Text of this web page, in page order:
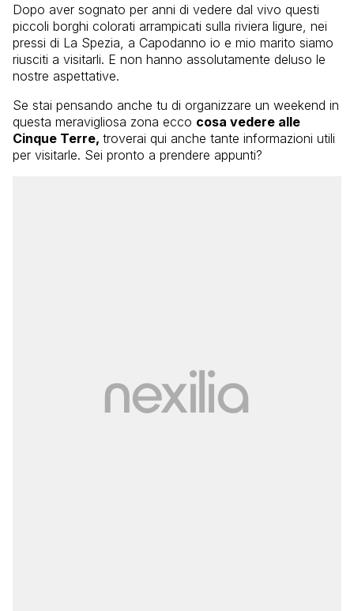
Dopo aver sognato per anni di vedere dal vivo questi
piccoli borghi colorati arrampicati sulla riviera ligure, nei
pressi di La Spezia, a Capodanno io e mio marito siamo
riusciti a visitarli. E non hanno assolutamente deluso le
nostre aspettative.
Se stai pensando anche tu di organizzare un weekend in
questa meravigliosa zona ecco cosa vedere alle
Cinque Terre, troverai qui anche tante informazioni utili
per visitarle. Sei pronto a prendere appunti?